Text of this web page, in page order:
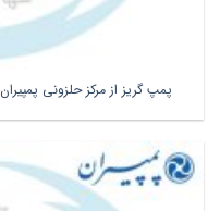
پمپ گریز از مرکز حلزونی پمپیران EN